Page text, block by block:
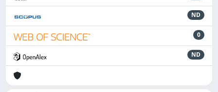
ND
0
ND